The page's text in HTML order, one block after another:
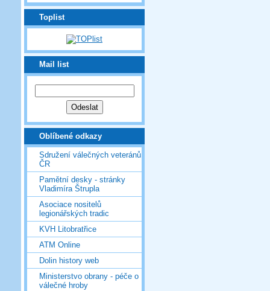
Toplist
Mail list
Oblíbené odkazy
Sdružení válečných veteránů
ČR
Pamětní desky - stránky
Vladimíra Štrupla
Asociace nositelů
legionářských tradic
KVH Litobratřice
ATM Online
Dolin history web
Ministerstvo obrany - péče o
válečné hroby